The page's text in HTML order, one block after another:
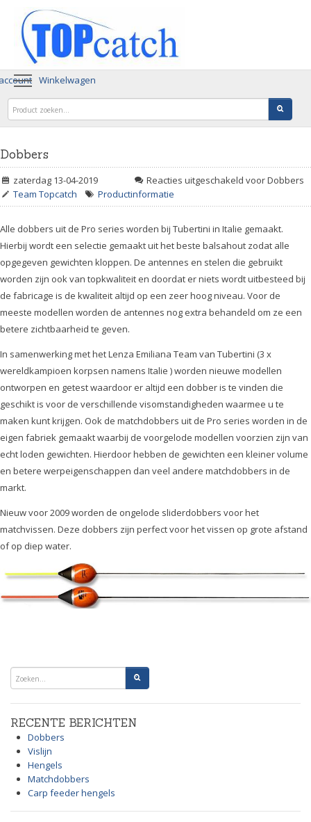
Winkelwagen
Dobbers
Reacties uitgeschakeld voor Dobbers
zaterdag 13-04-2019
Team Topcatch
Productinformatie
Alle dobbers uit de Pro series worden bij Tubertini in Italie gemaakt.
Hierbij wordt een selectie gemaakt uit het beste balsahout zodat alle
opgegeven gewichten kloppen. De antennes en stelen die gebruikt
worden zijn ook van topkwaliteit en doordat er niets wordt uitbesteed bij
de fabricage is de kwaliteit altijd op een zeer hoog niveau. Voor de
meeste modellen worden de antennes nog extra behandeld om ze een
betere zichtbaarheid te geven.
In samenwerking met het Lenza Emiliana Team van Tubertini (3 x
wereldkampioen korpsen namens Italie ) worden nieuwe modellen
ontworpen en getest waardoor er altijd een dobber is te vinden die
geschikt is voor de verschillende visomstandigheden waarmee u te
maken kunt krijgen. Ook de matchdobbers uit de Pro series worden in de
eigen fabriek gemaakt waarbij de voorgelode modellen voorzien zijn van
echt loden gewichten. Hierdoor hebben de gewichten een kleiner volume
en betere werpeigenschappen dan veel andere matchdobbers in de
markt.
Nieuw voor 2009 worden de ongelode sliderdobbers voor het
matchvissen. Deze dobbers zijn perfect voor het vissen op grote afstand
of op diep water.
RECENTE BERICHTEN
Dobbers
Vislijn
Hengels
Matchdobbers
Carp feeder hengels